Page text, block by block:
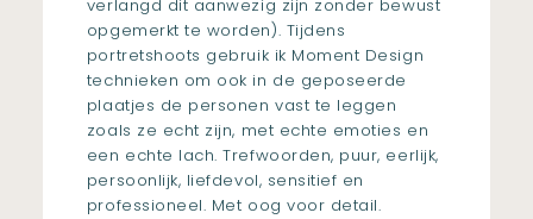
verlangd dit aanwezig zijn zonder bewust
opgemerkt te worden). Tijdens
portretshoots gebruik ik Moment Design
technieken om ook in de geposeerde
plaatjes de personen vast te leggen
zoals ze echt zijn, met echte emoties en
een echte lach. Trefwoorden, puur, eerlijk,
persoonlijk, liefdevol, sensitief en
professioneel. Met oog voor detail.